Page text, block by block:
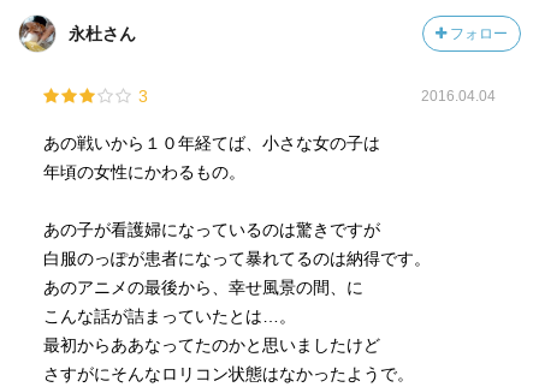
永杜さん フォロー
3 2016.04.04
あの戦いから１０年経てば、小さな女の子は
年頃の女性にかわるもの。
あの子が看護婦になっているのは驚きですが
白服のっぽが患者になって暴れてるのは納得です。
あのアニメの最後から、幸せ風景の間、に
こんな話が詰まっていたとは…。
最初からああなってたのかと思いましたけど
さすがにそんなロリコン状態はなかったようで。